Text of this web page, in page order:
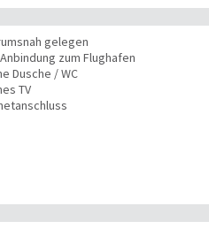
gelegen
zum Flughafen
Dusche / WC
TV